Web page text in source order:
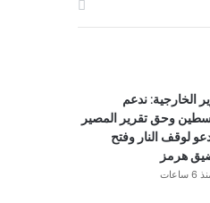
الخارجية: ندعم
وحق تقرير المصير
لوقف النار وفتح
هرمز
ساعات